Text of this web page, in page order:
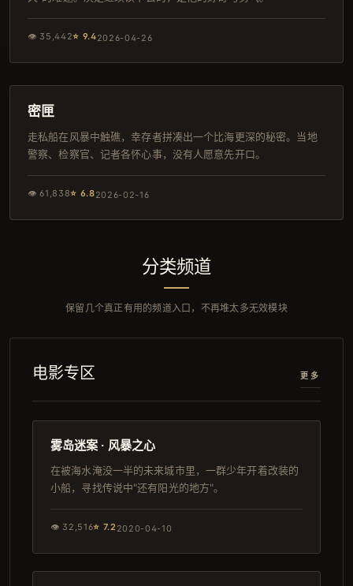
👁 35,442⭐ 9.42026-04-26
院线
密匣
走私船在风暴中触礁，幸存者拼凑出一个比海更深的秘密。当地
警察、检察官、记者各怀心事，没有人愿意先开口。
👁61,838⭐ 6.82026-02-16
分类频道
保留几个真正有用的频道入口，不再堆太多无效模块
电影专区 更多
4K
125分钟
雾岛迷案 · 风暴之心
在被海水淹没一半的未来城市里，一群少年开着改装的
小船，寻找传说中"还有阳光的地方"。
👁 32,516⭐ 7.22020-04-10
126分钟